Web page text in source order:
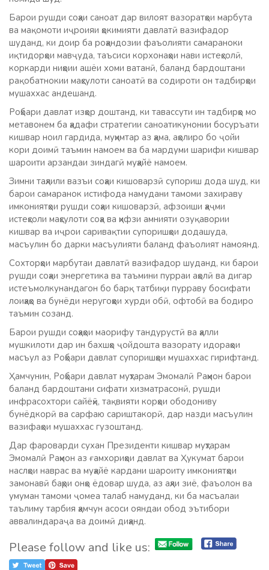
Барои рушди соҳаи саноат дар вилоят вазоратҳои марбута
ва мақомоти иҷроияи ҳокимияти давлатӣ вазифадор
шуданд, ки доир ба роҳандозии фаъолияти самараноки
иқтидорҳои мавҷуда, таъсиси корхонаҳои нави истеҳсолӣ,
коркарди ниҳоии ашёи хоми ватанӣ, баланд бардоштани
рақобатнокии маҳсулоти саноатӣ ва содироти он тадбирҳои
мушаххас андешанд.
Роҳбари давлат изҳор доштанд, ки тавассути ин тадбирҳо мо
метавонем ба ҳадафи стратегии саноатикунонии босуръати
кишвар ноил гардида, муҳимтар аз ҳама, аҳолиро бо ҷойи
кори доимӣ таъмин намоем ва ба мардуми шарифи кишвар
шароити арзандаи зиндагӣ муҳайё намоем.
Зимни таҳлили вазъи соҳаи кишоварзӣ супориш дода шуд, ки
барои самаранок истифода намудани тамоми захираву
имкониятҳои рушди соҳаи кишоварзӣ, афзоиши ҳаҷми
истеҳсоли маҳсулоти соҳа ва ҳифзи амнияти озуқавории
кишвар ва иҷрои саривақтии супоришҳои додашуда,
масъулин бо дарки масъулияти баланд фаъолият намоянд.
Сохторҳои марбутаи давлатӣ вазифадор шуданд, ки барои
рушди соҳаи энергетика ва таъмини пурраи аҳолӣ ва дигар
истеъмолкунандагон бо барқ татбиқи пурраву босифати
лоиҳаҳо ва бунёди неругоҳҳои хурди обӣ, офтобӣ ва бодиро
таъмин созанд.
Барои рушди соҳаҳои маорифу тандурустӣ ва ҳалли
мушкилоти дар ин бахшҳо ҷойдошта вазорату идораҳои
масъул аз Роҳбари давлат супоришҳои мушаххас гирифтанд.
Ҳамчунин, Роҳбари давлат муҳтарам Эмомалӣ Раҳмон барои
баланд бардоштани сифати хизматрасонӣ, рушди
инфрасохтори сайёҳӣ, тақвияти корҳои ободониву
бунёдкорӣ ва сарфаю сариштакорӣ, дар назди масъулин
вазифаҳои мушаххас гузоштанд.
Дар фароварди сухан Президенти кишвар муҳтарам
Эмомалӣ Раҳмон аз ғамхориҳои давлат ва Ҳукумат барои
наслҳои наврас ва муҳайё кардани шароиту имкониятҳои
замонавӣ баҳри онҳо ёдовар шуда, аз аҳли зиё, фаъолон ва
умуман тамоми ҷомеа талаб намуданд, ки ба масъалаи
таълиму тарбия ҳамчун асоси ояндаи обод эътибори
аввалиндараҷа ва доимӣ диҳанд.
Please follow and like us: